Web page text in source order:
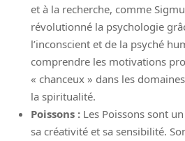
et à la recherche, comme
révolutionné la psychologie
l’inconscient et de la psyché
comprendre les motivations
« chanceux » dans les
la spiritualité.
Poissons : Les Poissons sont
sa créativité et sa sensibilité.